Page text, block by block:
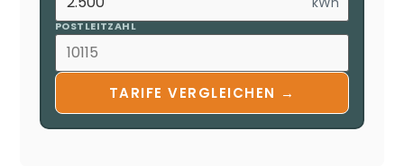
POSTLEITZAHL
TARIFE VERGLEICHEN →